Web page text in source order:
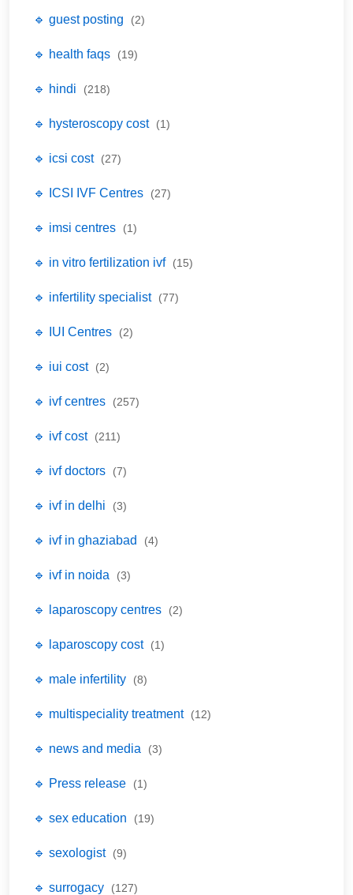
🔹 guest posting (2)
🔹 health faqs (19)
🔹 hindi (218)
🔹 hysteroscopy cost (1)
🔹 icsi cost (27)
🔹 ICSI IVF Centres (27)
🔹 imsi centres (1)
🔹 in vitro fertilization ivf (15)
🔹 infertility specialist (77)
🔹 IUI Centres (2)
🔹 iui cost (2)
🔹 ivf centres (257)
🔹 ivf cost (211)
🔹 ivf doctors (7)
🔹 ivf in delhi (3)
🔹 ivf in ghaziabad (4)
🔹 ivf in noida (3)
🔹 laparoscopy centres (2)
🔹 laparoscopy cost (1)
🔹 male infertility (8)
🔹 multispeciality treatment (12)
🔹 news and media (3)
🔹 Press release (1)
🔹 sex education (19)
🔹 sexologist (9)
🔹 surrogacy (127)